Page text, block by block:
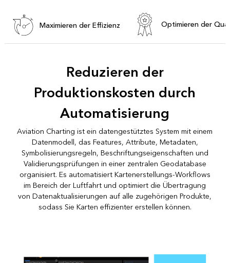
Maximieren der Effizienz Optimieren der
Reduzieren der
Produktionskosten durch
Automatisierung
Aviation Charting ist ein datengestütztes System mit einem
Datenmodell, das Features, Attribute, Metadaten,
Symbolisierungsregeln, Beschriftungseigenschaften und
Validierungsprüfungen in einer zentralen Geodatabase
organisiert. Es automatisiert Kartenerstellungs-Workflows
im Bereich der Luftfahrt und optimiert die Übertragung
von Datenaktualisierungen auf alle zugehörigen Produkte,
sodass Sie Karten effizienter erstellen können.